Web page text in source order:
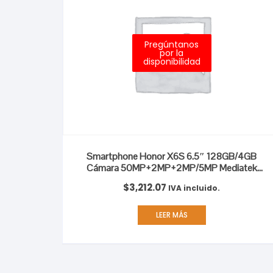
Pregúntanos
por la
disponibilidad
Smartphone Honor X6S 6.5″ 128GB/4GB
Cámara 50MP+2MP+2MP/5MP Mediatek
$3,212.07 IVA incluido.
LEER MÁS